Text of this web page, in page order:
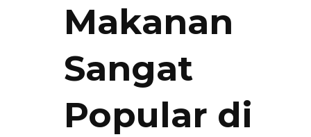
Makanan
Sangat
Popular di